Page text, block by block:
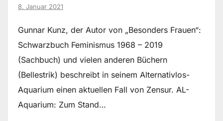
8. Januar 2021
Gunnar Kunz, der Autor von „Besonders Frauen“:
Schwarzbuch Feminismus 1968 – 2019
(Sachbuch) und vielen anderen Büchern
(Bellestrik) beschreibt in seinem Alternativlos-
Aquarium einen aktuellen Fall von Zensur. AL-
Aquarium: Zum Stand…